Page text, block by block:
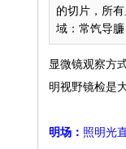
的切片，所
域：常饩导
显微镜观察方
明视野镜检是
明场： 照明光